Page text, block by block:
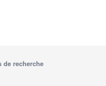
de recherche